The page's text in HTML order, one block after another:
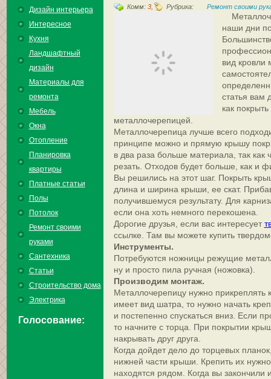
Дизайн интерьера
Интересное
Кухня
Ландшафтный
дизайн
Материалы для
ремонта
Мебель
Окна
Отопление
Планировка
квартиры
Платные статьи
Полы
Потолок
Ремонт своими
руками
Сантехника
Статьи
Строительство дома
Электрика
Голосование:
Комм: 3, Рубрика: Ремонт своими
наши дни
вид кровли
статья вам
как
Металлочерепица лучше всего
принципе можно и прямую крышу
в два раза больше материала, так как
резать. Отходов будет больше, как и
Вы решились на этот шаг. Покрыть
длина и ширина крыши, ее скат.
получившемуся результату. Для
если она хоть немного перекошена.
Дорогие друзья, если вас интересует
ссылке. Там вы можете купить
Потребуются ножницы режущие
ну и просто пила ручная (ножовка).
Производим монтаж.
Металлочерепицу нужно прикреплять
имеет вид шатра, то нужно начать
и постепенно спускаться вниз. Если
то начните с торца. При покрытии
накрывать друг друга.
Когда дойдет дело до торцевых
нижней части крыши. Крепить их
находятся рядом. Когда вы